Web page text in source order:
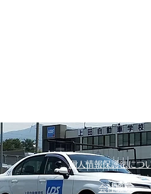
個人情報保護法につ
会社概要